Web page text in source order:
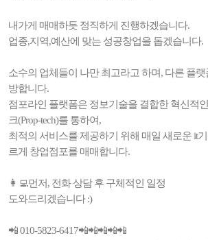
내가게 매매하듯 정직하게 진행하겠습니다.
업종,지역,예산에 맞는 성공창업을 돕겠습니다.
소수의 업체들이 나만 최고라고 하며, 다른 플랫
방합니다.
점포라인 플랫폼은 정보기술을 결합한 혁신적
크(Prop-tech)를 통하여,
최적의 서비스를 제공하기 위해 매일 새로운 it
르게 창업점포를 매매합니다.
👩‍💻먼저, 전화 상담 후 구체적인 일정
도와드리겠습니다 :)
📲 010-5823-6417📲📲📲📲📲